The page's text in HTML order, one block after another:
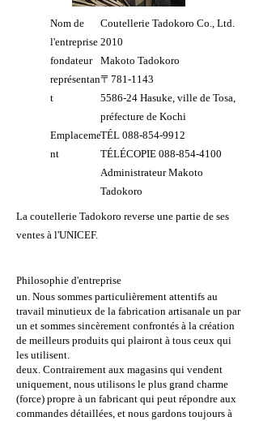
Nom de
l'entreprise
fondateur
représentan
t
Emplaceme
nt
Coutellerie Tadokoro Co., Ltd.
​2010
Makoto Tadokoro
〒781-1143
5586-24 Hasuke, ville de Tosa,
préfecture de Kochi
TÉL 088-854-9912
TÉLÉCOPIE 088-854-4100
​Administrateur Makoto
Tadokoro
La coutellerie Tadokoro reverse une partie de ses
ventes à l'UNICEF.
​Philosophie d'entreprise
un. Nous sommes particulièrement attentifs au
travail minutieux de la fabrication artisanale un par
un et sommes sincèrement confrontés à la création
de meilleurs produits qui plairont à tous ceux qui
les utilisent.
deux. Contrairement aux magasins qui vendent
uniquement, nous utilisons le plus grand charme
(force) propre à un fabricant qui peut répondre aux
commandes détaillées, et nous gardons toujours à